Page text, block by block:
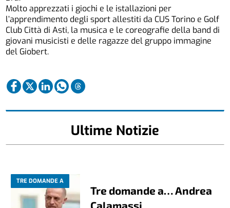
Molto apprezzati i giochi e le istallazioni per
l’apprendimento degli sport allestiti da CUS Torino e Golf
Club Città di Asti, la musica e le coreografie della band di
giovani musicisti e delle ragazze del gruppo immagine
del Giobert.
Ultime Notizie
TRE DOMANDE A
Tre domande a… Andrea
Calamassi